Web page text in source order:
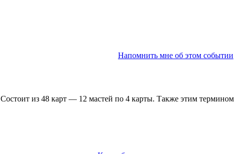
Напомнить мне об этом событии
из 48 карт — 12 мастей по 4 карты. Также этим термином